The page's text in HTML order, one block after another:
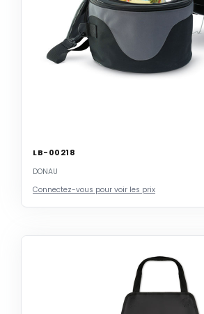
LB-00218
DONAU
Connectez-vous pour voir les prix